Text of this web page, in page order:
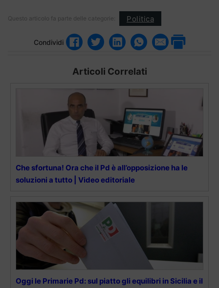
Questo articolo fa parte delle categorie: Politica
Condividi
Articoli Correlati
Che sfortuna! Ora che il Pd è all’opposizione ha le
soluzioni a tutto | Video editoriale
Oggi le Primarie Pd: sul piatto gli equilibri in Sicilia e il